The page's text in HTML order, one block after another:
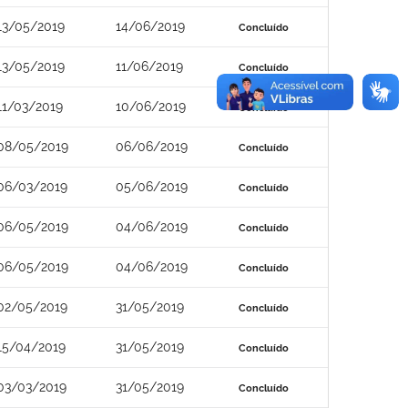
05/2019 14/06/2019 Concluído
05/2019 11/06/2019 Concluído
03/2019 10/06/2019 Concluído
05/2019 06/06/2019 Concluído
03/2019 05/06/2019 Concluído
05/2019 04/06/2019 Concluído
05/2019 04/06/2019 Concluído
05/2019 31/05/2019 Concluído
04/2019 31/05/2019 Concluído
03/2019 31/05/2019 Concluído